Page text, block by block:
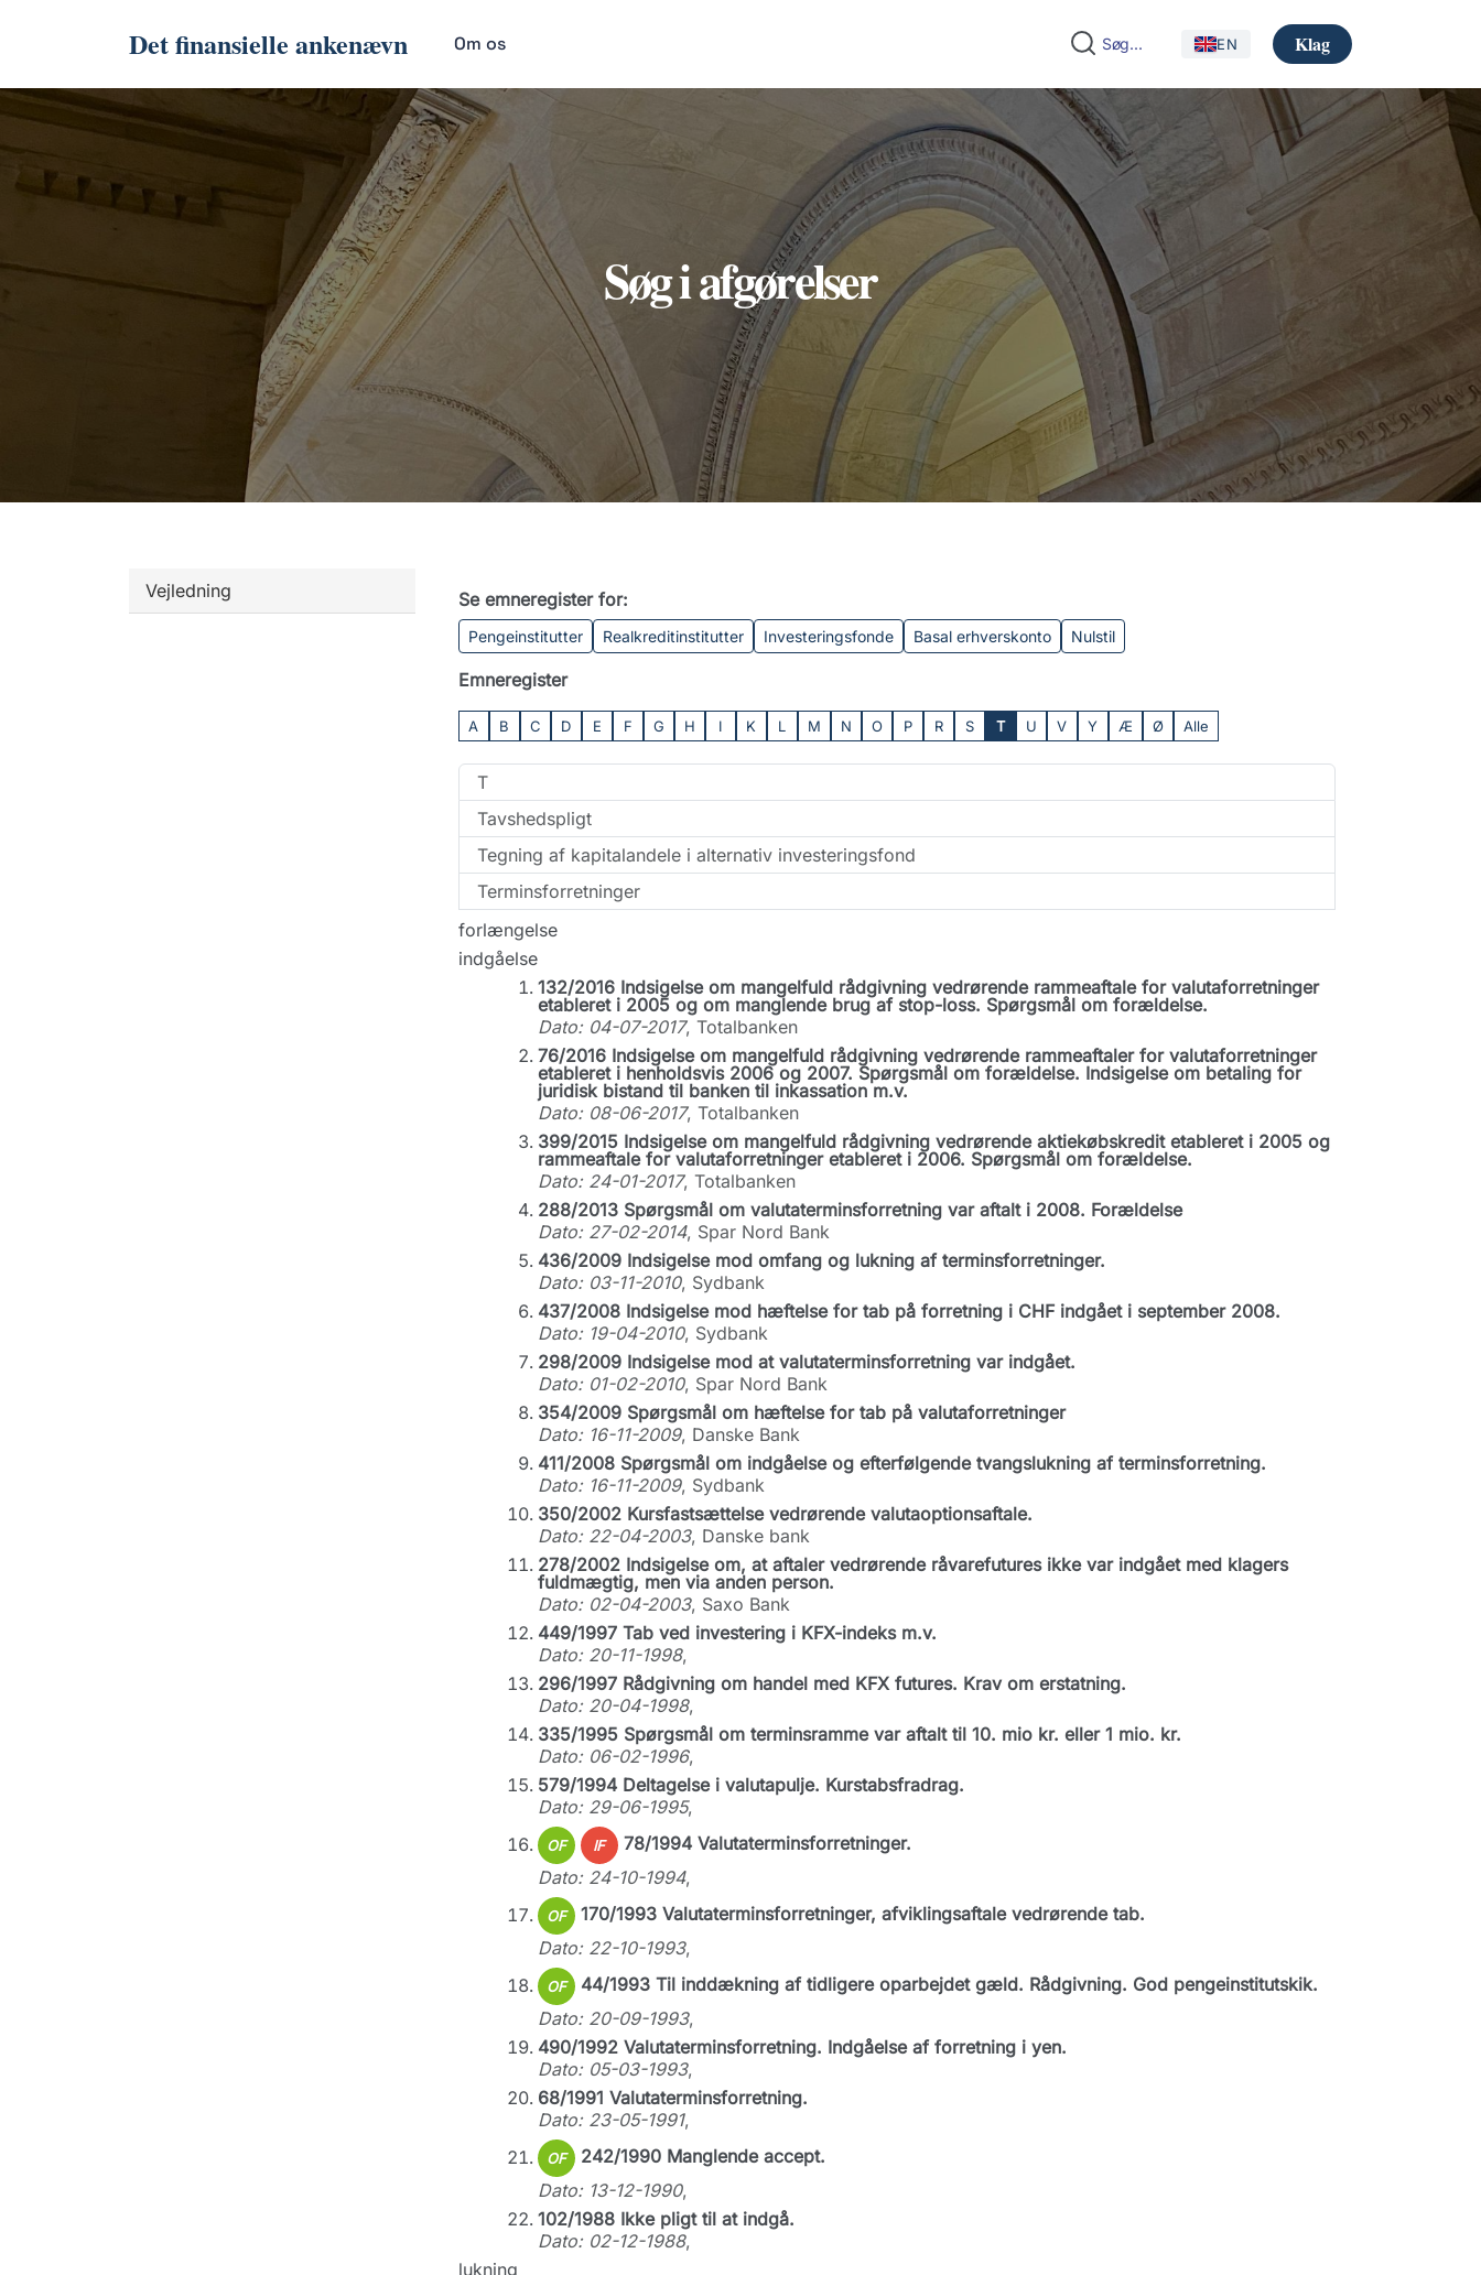
Det finansielle ankenævn Om os EN Klag
Søg i afgørelser
Vejledning Se emneregister for:
Pengeinstitutter Realkreditinstitutter Investeringsfonde Basal erhverskonto Nulstil
Emneregister
A B C D E F G H I K L M N O P R S T U V Y Æ Ø Alle
T
Tavshedspligt
Tegning af kapitalandele i alternativ investeringsfond
Terminsforretninger
forlængelse
indgåelse
132/2016 Indsigelse om mangelfuld rådgivning vedrørende rammeaftale for valutaforretninger
etableret i 2005 og om manglende brug af stop-loss. Spørgsmål om forældelse.
Dato: 04-07-2017, Totalbanken
76/2016 Indsigelse om mangelfuld rådgivning vedrørende rammeaftaler for valutaforretninger
etableret i henholdsvis 2006 og 2007. Spørgsmål om forældelse. Indsigelse om betaling for
juridisk bistand til banken til inkassation m.v.
Dato: 08-06-2017, Totalbanken
399/2015 Indsigelse om mangelfuld rådgivning vedrørende aktiekøbskredit etableret i 2005 og
rammeaftale for valutaforretninger etableret i 2006. Spørgsmål om forældelse.
Dato: 24-01-2017, Totalbanken
288/2013 Spørgsmål om valutaterminsforretning var aftalt i 2008. Forældelse
Dato: 27-02-2014, Spar Nord Bank
436/2009 Indsigelse mod omfang og lukning af terminsforretninger.
Dato: 03-11-2010, Sydbank
437/2008 Indsigelse mod hæftelse for tab på forretning i CHF indgået i september 2008.
Dato: 19-04-2010, Sydbank
298/2009 Indsigelse mod at valutaterminsforretning var indgået.
Dato: 01-02-2010, Spar Nord Bank
354/2009 Spørgsmål om hæftelse for tab på valutaforretninger
Dato: 16-11-2009, Danske Bank
411/2008 Spørgsmål om indgåelse og efterfølgende tvangslukning af terminsforretning.
Dato: 16-11-2009, Sydbank
350/2002 Kursfastsættelse vedrørende valutaoptionsaftale.
Dato: 22-04-2003, Danske bank
278/2002 Indsigelse om, at aftaler vedrørende råvarefutures ikke var indgået med klagers
fuldmægtig, men via anden person.
Dato: 02-04-2003, Saxo Bank
449/1997 Tab ved investering i KFX-indeks m.v.
Dato: 20-11-1998,
296/1997 Rådgivning om handel med KFX futures. Krav om erstatning.
Dato: 20-04-1998,
335/1995 Spørgsmål om terminsramme var aftalt til 10. mio kr. eller 1 mio. kr.
Dato: 06-02-1996,
579/1994 Deltagelse i valutapulje. Kurstabsfradrag.
Dato: 29-06-1995,
OF IF
78/1994 Valutaterminsforretninger.
Dato: 24-10-1994,
OF
170/1993 Valutaterminsforretninger, afviklingsaftale vedrørende tab.
Dato: 22-10-1993,
OF
44/1993 Til inddækning af tidligere oparbejdet gæld. Rådgivning. God pengeinstitutskik.
Dato: 20-09-1993,
490/1992 Valutaterminsforretning. Indgåelse af forretning i yen.
Dato: 05-03-1993,
68/1991 Valutaterminsforretning.
Dato: 23-05-1991,
OF
242/1990 Manglende accept.
Dato: 13-12-1990,
102/1988 Ikke pligt til at indgå.
Dato: 02-12-1988,
lukning